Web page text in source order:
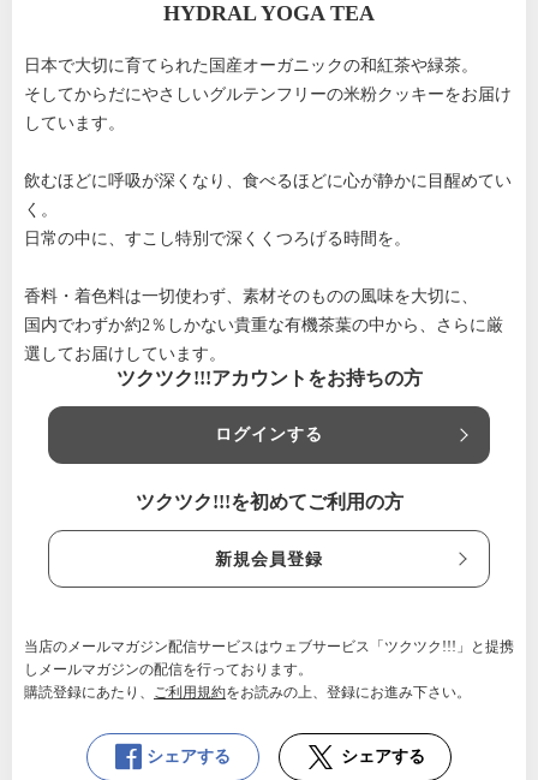
HYDRAL YOGA TEA
日本で大切に育てられた国産オーガニックの和紅茶や緑茶。
そしてからだにやさしいグルテンフリーの米粉クッキーをお届け
しています。
飲むほどに呼吸が深くなり、食べるほどに心が静かに目醒めてい
く。
日常の中に、すこし特別で深くくつろげる時間を。
香料・着色料は一切使わず、素材そのものの風味を大切に、
国内でわずか約2％しかない貴重な有機茶葉の中から、さらに厳
選してお届けしています。
ツクツク!!!アカウントをお持ちの方
ログインする
ツクツク!!!を初めてご利用の方
新規会員登録
当店のメールマガジン配信サービスはウェブサービス「ツクツク!!!」と提携
しメールマガジンの配信を行っております。
購読登録にあたり、 ご利用規約をお読みの上、登録にお進み下さい。
シェアする シェアする